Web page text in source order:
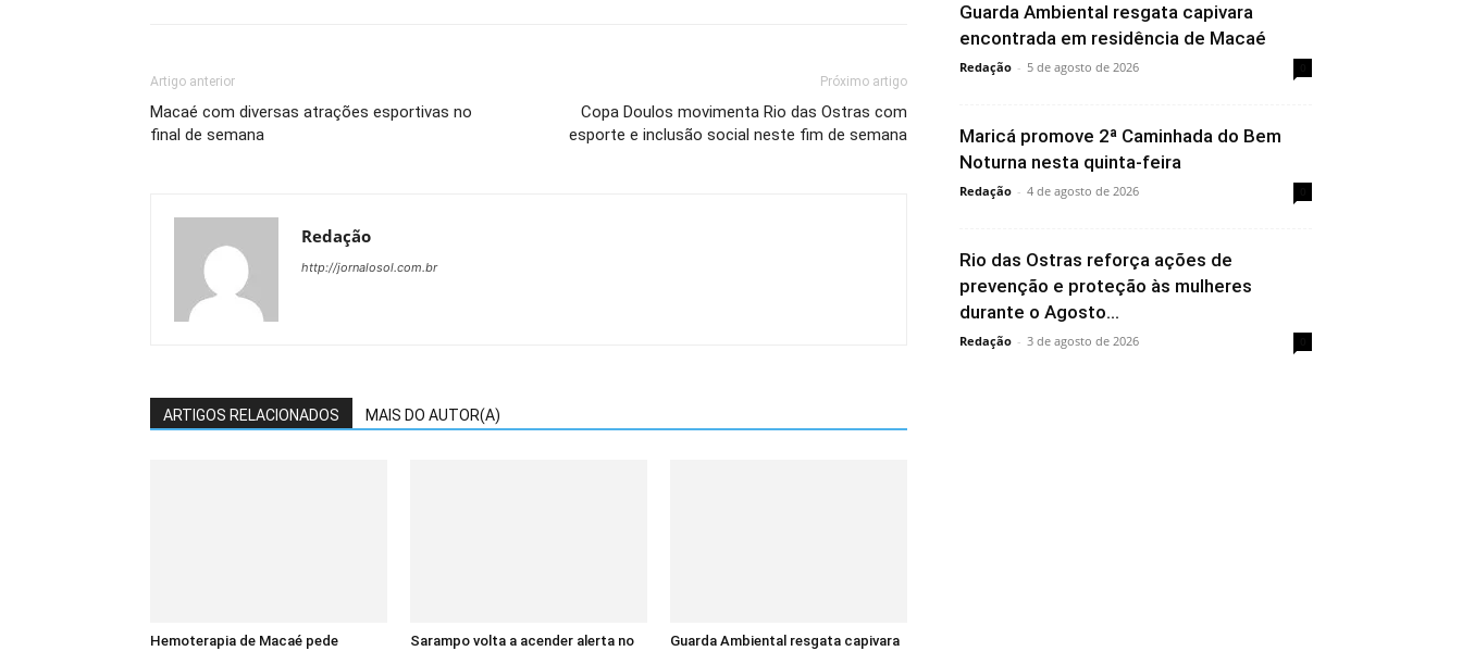
Artigo anterior
Macaé com diversas atrações esportivas no
final de semana
Próximo artigo
Copa Doulos movimenta Rio das Ostras com
esporte e inclusão social neste fim de semana
Redação
http://jornalosol.com.br
ARTIGOS RELACIONADOS MAIS DO AUTOR(A)
Hemoterapia de Macaé pede
Sarampo volta a acender alerta no
Guarda Ambiental resgata capivara
Guarda Ambiental resgata capivara
encontrada em residência de Macaé
Redação - 5 de agosto de 2026
Maricá promove 2ª Caminhada do Bem
Noturna nesta quinta-feira
Redação - 4 de agosto de 2026
Rio das Ostras reforça ações de
prevenção e proteção às mulheres
durante o Agosto...
Redação - 3 de agosto de 2026